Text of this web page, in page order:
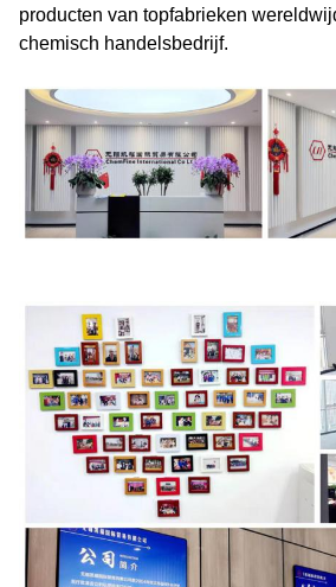
producten van topfabrieken
chemisch handelsbedrijf.